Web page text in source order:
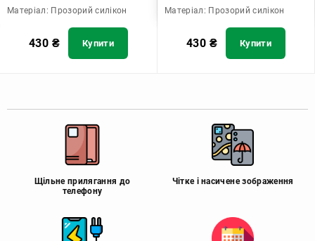
Матеріал: Прозорий силікон
430 ₴ Купити
Матеріал: Прозорий силікон
430 ₴ Купити
Щільне прилягання до
телефону
Чітке і насичене зображення